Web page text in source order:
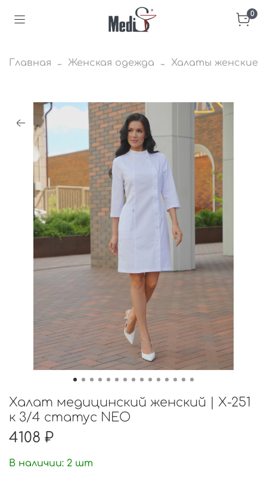
0
Главная Женская одежда Халаты женские
Халат медицинский женский | Х-251
к 3/4 статус NEO
4108 ₽
В наличии: 2 шт